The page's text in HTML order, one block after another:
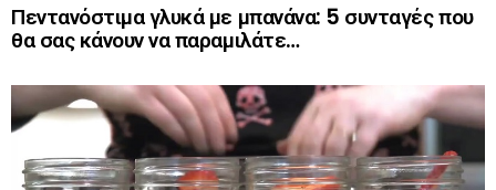
Πεντανόστιμα γλυκά με μπανάνα: 5 συνταγές που
θα σας κάνουν να παραμιλάτε…